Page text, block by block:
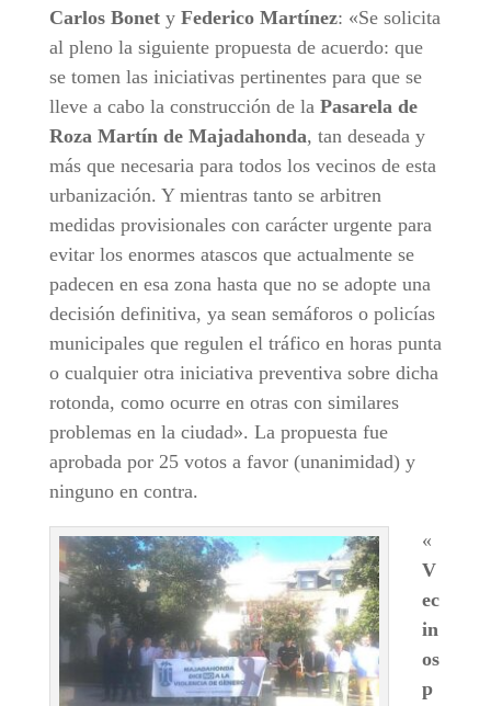
Carlos Bonety Federico Martínez: «Se solicita
al pleno la siguiente propuesta de acuerdo: que
se tomen las iniciativas pertinentes para que se
lleve a cabo la construcción de la Pasarela de
Roza Martín de Majadahonda, tan deseada y
más que necesaria para todos los vecinos de esta
urbanización. Y mientras tanto se arbitren
medidas provisionales con carácter urgente para
evitar los enormes atascos que actualmente se
padecen en esa zona hasta que no se adopte una
decisión definitiva, ya sean semáforos o policías
municipales que regulen el tráfico en horas punta
o cualquier otra iniciativa preventiva sobre dicha
rotonda, como ocurre en otras con similares
problemas en la ciudad». La propuesta fue
aprobada por 25 votos a favor (unanimidad) y
ninguno en contra.
«
V
ec
in
os
p